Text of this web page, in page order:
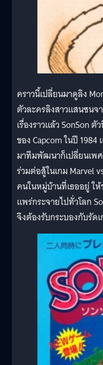
คราวนี้เปลี่ยนมาดูลิง
ตัวละครลิงสาวแสนซนจ
เรื่องราวแล้ว SonSon
ของ Capcom ในปี
มาทีมพัฒนาก็เปลี่ยนเพศ
ร่วมต่อสู้ในเกม Marvel
คนในหมู่บ้านที่เธออยู่ ใ
แพร่กระจายไปทั่วโลก
จึงต้องรับกระบองกับรัด